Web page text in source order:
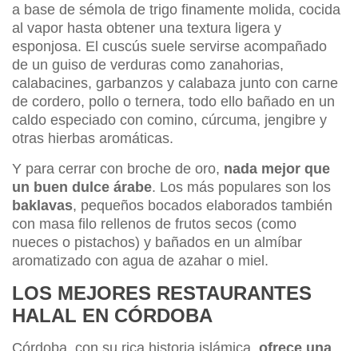
a base de sémola de trigo finamente molida, cocida
al vapor hasta obtener una textura ligera y
esponjosa. El cuscús suele servirse acompañado
de un guiso de verduras como zanahorias,
calabacines, garbanzos y calabaza junto con carne
de cordero, pollo o ternera, todo ello bañado en un
caldo especiado con comino, cúrcuma, jengibre y
otras hierbas aromáticas.
Y para cerrar con broche de oro, nada mejor que
un buen dulce árabe. Los más populares son los
baklavas, pequeños bocados elaborados también
con masa filo rellenos de frutos secos (como
nueces o pistachos) y bañados en un almíbar
aromatizado con agua de azahar o miel.
LOS MEJORES RESTAURANTES
HALAL EN CÓRDOBA
Córdoba, con su rica historia islámica, ofrece una